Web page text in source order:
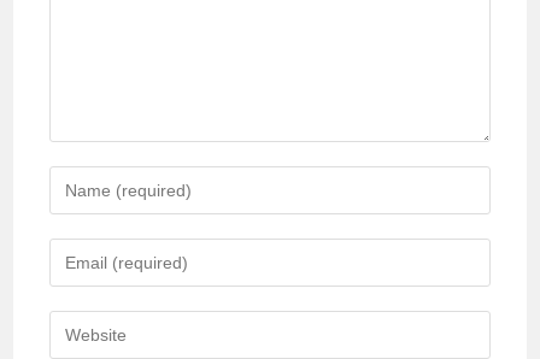
Enter
your
name
Enter
your
email
address
Enter
your